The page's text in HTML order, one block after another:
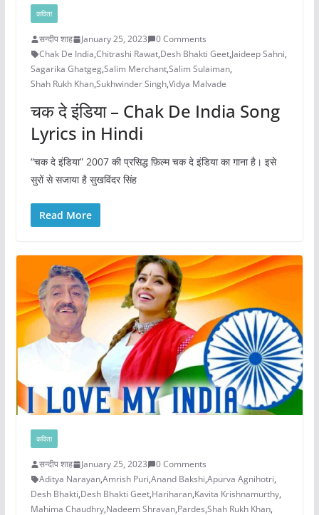
कविता
सन्दीप शाह January 25, 2023
0 Comments
Chak De India,Chitrashi Rawat,Desh Bhakti Geet,Jaideep Sahni,
Sagarika Ghatgeg,Salim Merchant,Salim Sulaiman,
Shah Rukh Khan,Sukhwinder Singh,Vidya Malvade
चक दे इंडिया – Chak De India Song
Lyrics in Hindi
“चक दे इंडिया” 2007 की प्रसिद्ध फ़िल्म चक दे इंडिया का गाना है। इसे
सुरों से सजाया है सुखविंदर सिंह
Read More
कविता
सन्दीप शाह January 25, 2023
0 Comments
Aditya Narayan,Amrish Puri,Anand Bakshi,Apurva Agnihotri,
Desh Bhakti,Desh Bhakti Geet,Hariharan,Kavita Krishnamurthy,
Mahima Chaudhry,Nadeem Shravan,Pardes,Shah Rukh Khan,